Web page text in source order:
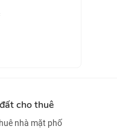
cho thuê
nhà mặt phố